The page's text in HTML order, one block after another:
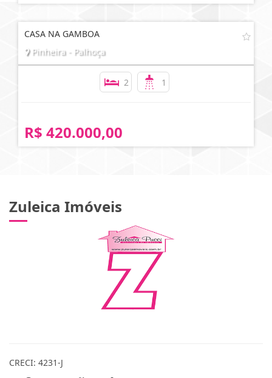
CASA NA GAMBOA
Pinheira - Palhoça
2 1
R$ 420.000,00
Zuleica Imóveis
CRECI: 4231-J